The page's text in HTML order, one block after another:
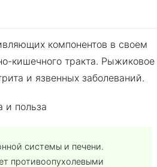
компонентов в своем
кишечного тракта. Рыжиковое
и язвенных заболеваний.
системы и печени.
противоопухолевыми